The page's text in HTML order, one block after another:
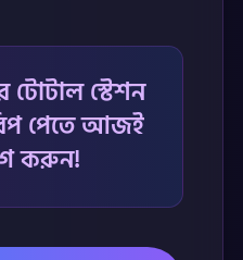
টোটাল স্টেশন
পেতে আজই
করুন!